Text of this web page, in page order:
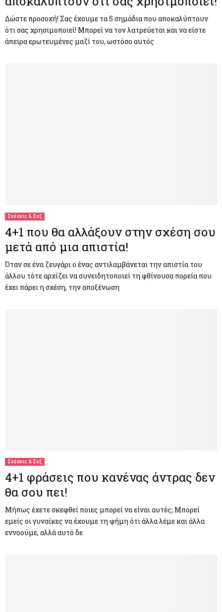
Δώστε προσοχή! Σας έχουμε τα 5 σημάδια που αποκαλύπτουν
ότι σας χρησιμοποιεί! Μπορεί να τον λατρεύεται και να είστε
άπειρα ερωτευμένες μαζί του, ωστόσο αυτός
Σχέσεις & Σεξ
4+1 που θα αλλάξουν στην σχέση σου
μετά από μια απιστία!
Όταν σε ένα ζευγάρι ο ένας αντιλαμβάνεται την απιστία του
άλλου τότε αρχίζει να συνειδητοποιεί τη φθίνουσα πορεία που
έχει πάρει η σχέση, την αποξένωση
Σχέσεις & Σεξ
4+1 φράσεις που κανένας άντρας δεν
θα σου πει!
Μήπως έχετε σκεφθεί ποιες μπορεί να είναι αυτές; Μπορεί
εμείς οι γυναίκες να έχουμε τη φήμη ότι άλλα λέμε και άλλα
εννοούμε, αλλά αυτό δε